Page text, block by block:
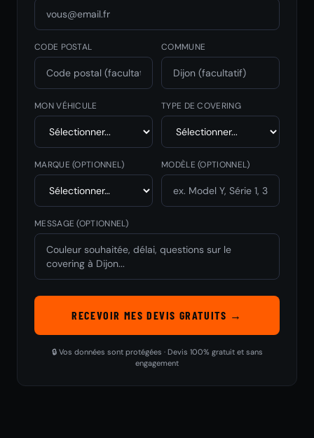
CODE POSTAL COMMUNE
MON VÉHICULE TYPE DE COVERING
MARQUE(OPTIONNEL) MODÈLE(OPTIONNEL)
MESSAGE (OPTIONNEL)
RECEVOIR MES DEVIS GRATUITS →
🔒 Vos données sont protégées · Devis 100% gratuit et sans
engagement